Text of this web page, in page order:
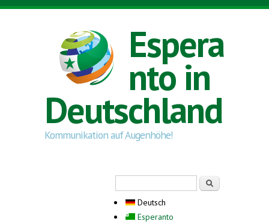
Direkt zum Inhalt
Espera
nto in
Deutschland
Kommunikation auf Augenhöhe!
Deutsch
Esperanto